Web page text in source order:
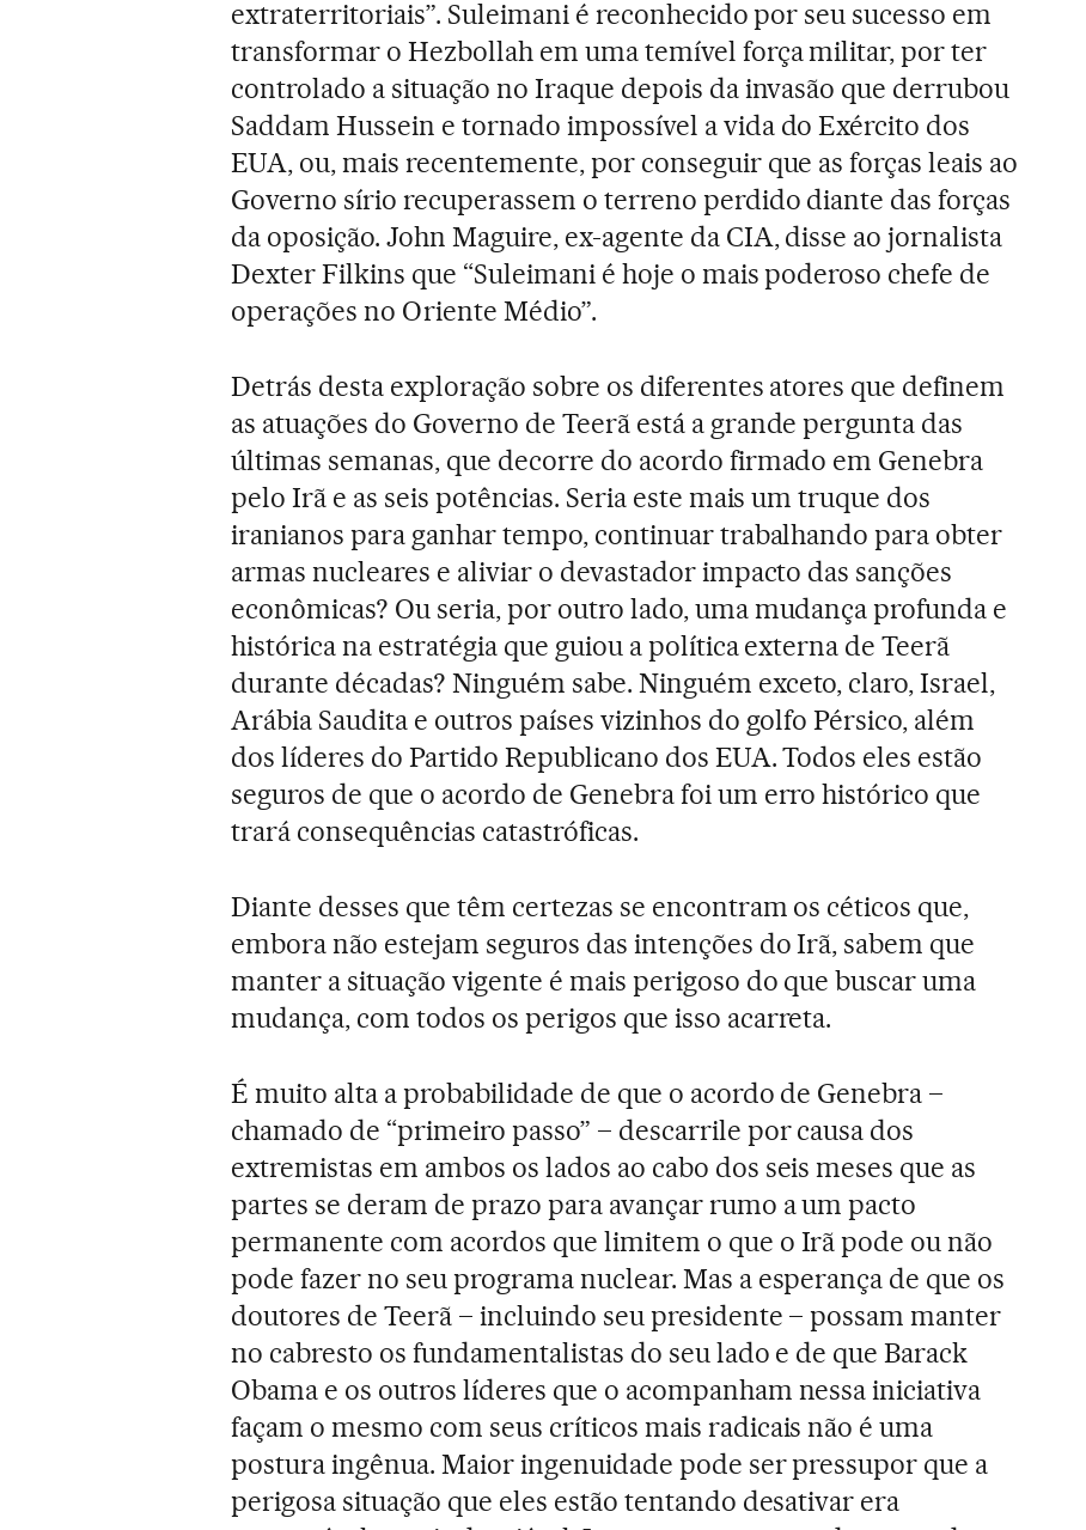
extraterritoriais”. Suleimani é reconhecido por seu sucesso em
transformar o Hezbollah em uma temível força militar, por ter
controlado a situação no Iraque depois da invasão que derrubou
Saddam Hussein e tornado impossível a vida do Exército dos
EUA, ou, mais recentemente, por conseguir que as forças leais ao
Governo sírio recuperassem o terreno perdido diante das forças
da oposição. John Maguire, ex-agente da CIA, disse ao jornalista
Dexter Filkins que “Suleimani é hoje o mais poderoso chefe de
operações no Oriente Médio”.
Detrás desta exploração sobre os diferentes atores que definem
as atuações do Governo de Teerã está a grande pergunta das
últimas semanas, que decorre do acordo firmado em Genebra
pelo Irã e as seis potências. Seria este mais um truque dos
iranianos para ganhar tempo, continuar trabalhando para obter
armas nucleares e aliviar o devastador impacto das sanções
econômicas? Ou seria, por outro lado, uma mudança profunda e
histórica na estratégia que guiou a política externa de Teerã
durante décadas? Ninguém sabe. Ninguém exceto, claro, Israel,
Arábia Saudita e outros países vizinhos do golfo Pérsico, além
dos líderes do Partido Republicano dos EUA. Todos eles estão
seguros de que o acordo de Genebra foi um erro histórico que
trará consequências catastróficas.
Diante desses que têm certezas se encontram os céticos que,
embora não estejam seguros das intenções do Irã, sabem que
manter a situação vigente é mais perigoso do que buscar uma
mudança, com todos os perigos que isso acarreta.
É muito alta a probabilidade de que o acordo de Genebra –
chamado de “primeiro passo” – descarrile por causa dos
extremistas em ambos os lados ao cabo dos seis meses que as
partes se deram de prazo para avançar rumo a um pacto
permanente com acordos que limitem o que o Irã pode ou não
pode fazer no seu programa nuclear. Mas a esperança de que os
doutores de Teerã – incluindo seu presidente – possam manter
no cabresto os fundamentalistas do seu lado e de que Barack
Obama e os outros líderes que o acompanham nessa iniciativa
façam o mesmo com seus críticos mais radicais não é uma
postura ingênua. Maior ingenuidade pode ser pressupor que a
perigosa situação que eles estão tentando desativar era